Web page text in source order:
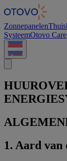
Zonnepanelen
SysteemOtovo Care
1. Aard van
Cookies beheer paneel